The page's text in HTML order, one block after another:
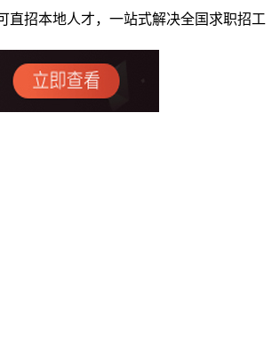
直招本地人才，一站式解决全国求职招工